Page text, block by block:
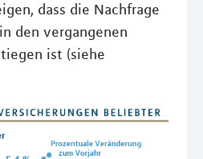
dass die Nachfrage
den vergangenen
ist (siehe